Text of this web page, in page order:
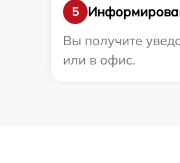
5
Вы получите
или в офис.